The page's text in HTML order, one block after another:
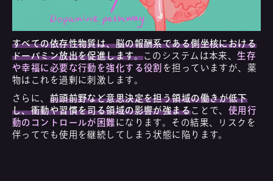
すべての依存性物質は、脳の報酬系である側坐核における
ドーパミン放出を促進します。このシステムは本来、生存
や幸福に必要な行動を強化する役割 を担っていますが、薬
物はこれを過剰に刺激します。
さらに、 前頭前野など意思決定を担う領域の働きが低下
し、衝動や習慣を司る領域の影響が強まることで、 使用行
動のコントロールが困難 になります。その結果、リスクを
伴ってでも使用を継続してしまう状態に陥ります。